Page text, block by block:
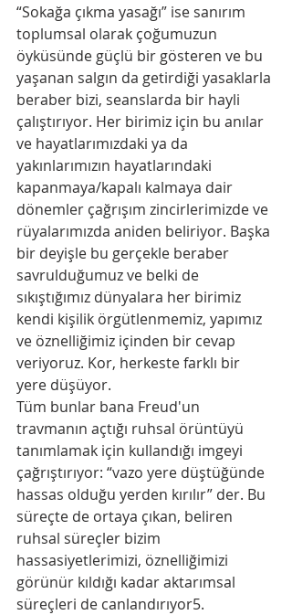
“Sokağa çıkma yasağı” ise sanırım
toplumsal olarak çoğumuzun
öyküsünde güçlü bir gösteren ve bu
yaşanan salgın da getirdiği yasaklarla
beraber bizi, seanslarda bir hayli
çalıştırıyor. Her birimiz için bu anılar
ve hayatlarımızdaki ya da
yakınlarımızın hayatlarındaki
kapanmaya/kapalı kalmaya dair
dönemler çağrışım zincirlerimizde ve
rüyalarımızda aniden beliriyor. Başka
bir deyişle bu gerçekle beraber
savrulduğumuz ve belki de
sıkıştığımız dünyalara her birimiz
kendi kişilik örgütlenmemiz, yapımız
ve öznelliğimiz içinden bir cevap
veriyoruz. Kor, herkeste farklı bir
yere düşüyor.
Tüm bunlar bana Freud'un
travmanın açtığı ruhsal örüntüyü
tanımlamak için kullandığı imgeyi
çağrıştırıyor: “vazo yere düştüğünde
hassas olduğu yerden kırılır” der. Bu
süreçte de ortaya çıkan, beliren
ruhsal süreçler bizim
hassasiyetlerimizi, öznelliğimizi
görünür kıldığı kadar aktarımsal
süreçleri de canlandırıyor5.